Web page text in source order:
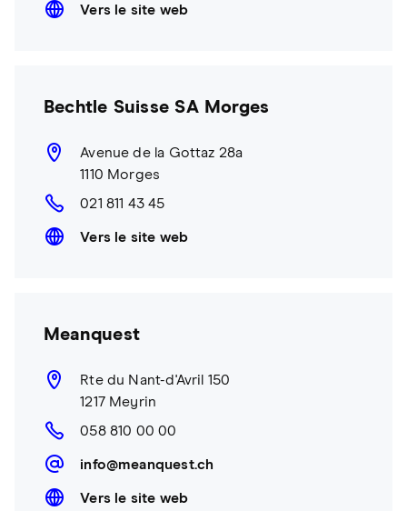
Vers le site web
Bechtle Suisse SA Morges
Avenue de la Gottaz 28a
1110 Morges
021 811 43 45
Vers le site web
Meanquest
Rte du Nant-d'Avril 150
1217 Meyrin
058 810 00 00
info@meanquest.ch
Vers le site web